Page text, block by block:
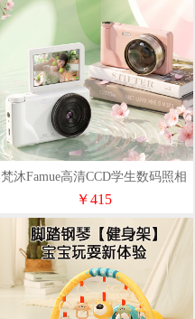
梵沐Famue高清CCD学生数码照相
机FC02（64G）
￥415